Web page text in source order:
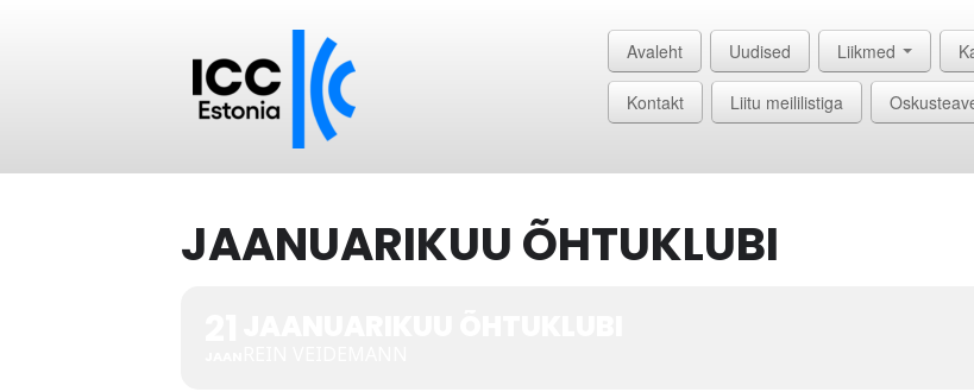
Avaleht Uudised Liikmed
Kontakt Liitu meililistiga
JAANUARIKUU ÕHTUKLUBI